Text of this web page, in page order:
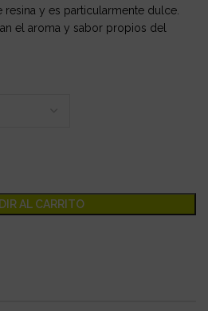
y es particularmente dulce.
el aroma y sabor propios del
AL CARRITO